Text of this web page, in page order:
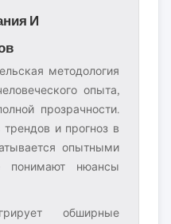
И
методология
опыта,
прозрачности.
и прогноз в
опытными
понимают нюансы
обширные